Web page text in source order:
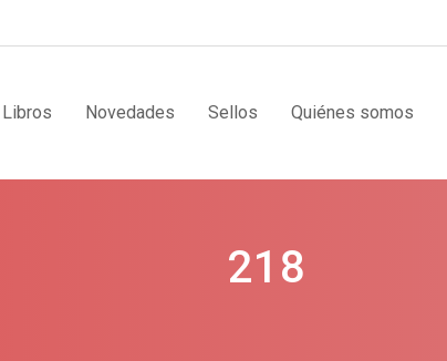
Libros Novedades Sellos Quiénes somos
218